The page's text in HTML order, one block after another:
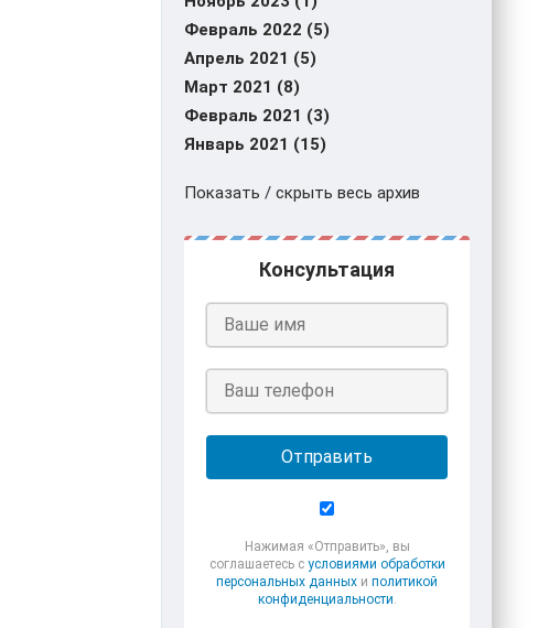
Февраль 2022 (5)
Апрель 2021 (5)
Март 2021 (8)
Февраль 2021 (3)
Январь 2021 (15)
Показать / скрыть весь архив
Консультация
Отправить
Нажимая «Отправить», вы
соглашаетесь с условиями обработки
персональных данных и политикой
конфиденциальности.